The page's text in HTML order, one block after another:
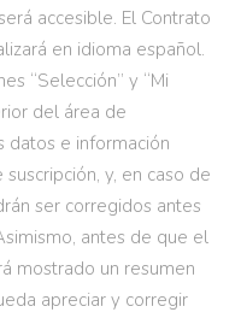
accesible. El Contrato
en idioma español.
“Selección” y “Mi
del área de
datos e información
y, en caso de
ser corregidos antes
antes de que el
mostrado un resumen
apreciar y corregir